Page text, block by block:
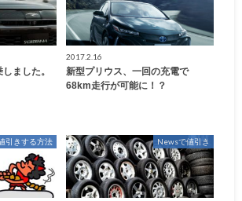
ました。
2017.2.16
新型プリウス、一回の充電で
68km走行が可能に！？
引きする方法 Newsで値引き